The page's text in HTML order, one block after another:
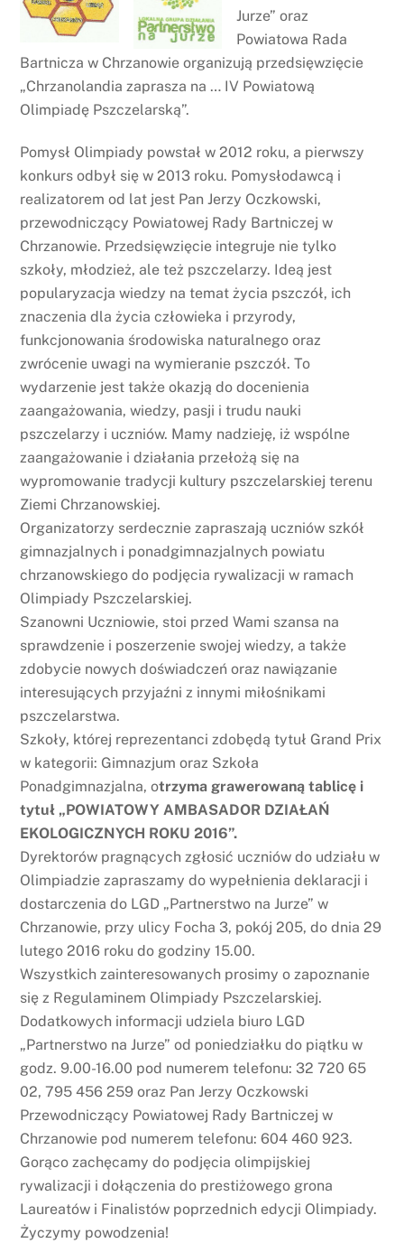
Jurze” oraz
Powiatowa Rada
Bartnicza w Chrzanowie organizują przedsięwzięcie
„Chrzanolandia zaprasza na … IV Powiatową
Olimpiadę Pszczelarską”.
Pomysł Olimpiady powstał w 2012 roku, a pierwszy
konkurs odbył się w 2013 roku. Pomysłodawcą i
realizatorem od lat jest Pan Jerzy Oczkowski,
przewodniczący Powiatowej Rady Bartniczej w
Chrzanowie. Przedsięwzięcie integruje nie tylko
szkoły, młodzież, ale też pszczelarzy. Ideą jest
popularyzacja wiedzy na temat życia pszczół, ich
znaczenia dla życia człowieka i przyrody,
funkcjonowania środowiska naturalnego oraz
zwrócenie uwagi na wymieranie pszczół. To
wydarzenie jest także okazją do docenienia
zaangażowania, wiedzy, pasji i trudu nauki
pszczelarzy i uczniów. Mamy nadzieję, iż wspólne
zaangażowanie i działania przełożą się na
wypromowanie tradycji kultury pszczelarskiej terenu
Ziemi Chrzanowskiej.
Organizatorzy serdecznie zapraszają uczniów szkół
gimnazjalnych i ponadgimnazjalnych powiatu
chrzanowskiego do podjęcia rywalizacji w ramach
Olimpiady Pszczelarskiej.
Szanowni Uczniowie, stoi przed Wami szansa na
sprawdzenie i poszerzenie swojej wiedzy, a także
zdobycie nowych doświadczeń oraz nawiązanie
interesujących przyjaźni z innymi miłośnikami
pszczelarstwa.
Szkoły, której reprezentanci zdobędą tytuł Grand Prix
w kategorii: Gimnazjum oraz Szkoła
Ponadgimnazjalna, otrzyma grawerowaną tablicę i
tytuł „POWIATOWY AMBASADOR DZIAŁAŃ
EKOLOGICZNYCH ROKU 2016”.
Dyrektorów pragnących zgłosić uczniów do udziału w
Olimpiadzie zapraszamy do wypełnienia deklaracji i
dostarczenia do LGD „Partnerstwo na Jurze” w
Chrzanowie, przy ulicy Focha 3, pokój 205, do dnia 29
lutego 2016 roku do godziny 15.00.
Wszystkich zainteresowanych prosimy o zapoznanie
się z Regulaminem Olimpiady Pszczelarskiej.
Dodatkowych informacji udziela biuro LGD
„Partnerstwo na Jurze” od poniedziałku do piątku w
godz. 9.00-16.00 pod numerem telefonu: 32 720 65
02, 795 456 259 oraz Pan Jerzy Oczkowski
Przewodniczący Powiatowej Rady Bartniczej w
Chrzanowie pod numerem telefonu: 604 460 923.
Gorąco zachęcamy do podjęcia olimpijskiej
rywalizacji i dołączenia do prestiżowego grona
Laureatów i Finalistów poprzednich edycji Olimpiady.
Życzymy powodzenia!